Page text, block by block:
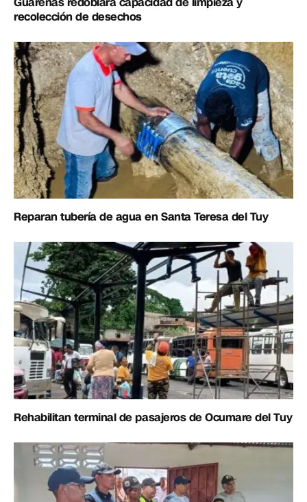
recolección de desechos
Reparan tubería de agua en Santa Teresa del Tuy
Rehabilitan terminal de pasajeros de Ocumare del Tuy